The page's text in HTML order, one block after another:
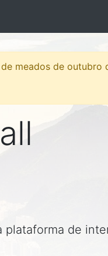
meados de outubro
plataforma de